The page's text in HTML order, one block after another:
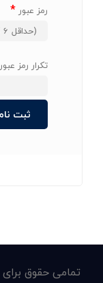
رمز عبور *
تکرار رمز عبور
تمامی حقوق برای